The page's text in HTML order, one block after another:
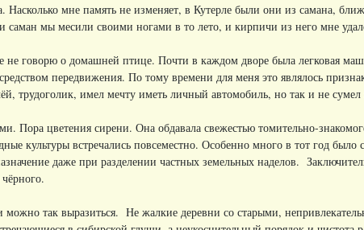
Насколько мне память не изменяет, в Кутерле были они из самана,
мы месили своими ногами в то лето, и кирпичи из него мне
говорю о домашней птице. Почти в каждом дворе была легковая
передвижения. По тому времени для меня это являлось
трудоголик, имел мечту иметь личный автомобиль, но так и не
Пора цветения сирени. Она обдавала свежестью томительно-
культуры встречались повсеместно. Особенно много в тот год
даже при разделении частных земельных наделов.
можно так выразиться. Не жалкие деревни со старыми,